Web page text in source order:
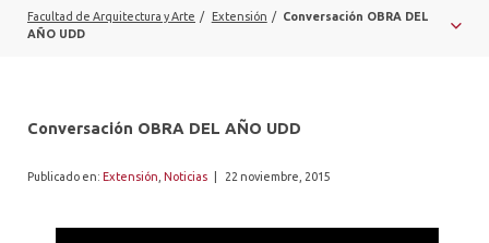
MAGÍSTER
Facultad de Arquitectura y Arte / Extensión / Conversación OBRA DEL
AÑO UDD
Conversación OBRA DEL AÑO UDD
Publicado en: Extensión Noticias 22 noviembre, 2015